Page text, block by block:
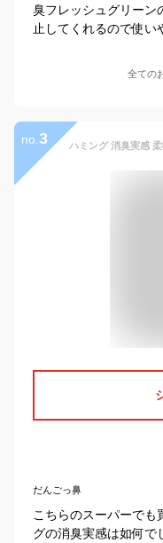
臭フレッシュグリーン
止してくれるので使い
全ての
no. 3
だんごっ鼻
こちらのスーパーでも
グの消臭実感は如何で